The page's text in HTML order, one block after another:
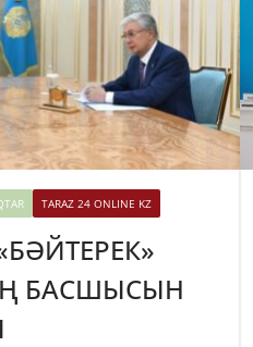
TARAZ 24 ONLINE KZ
БАСШЫСЫН